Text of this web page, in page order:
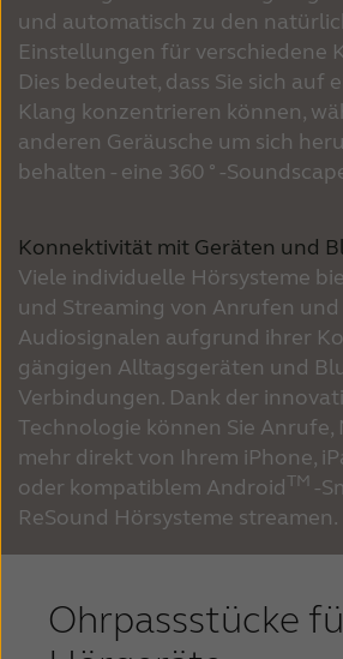
und automatisch zu den
Einstellungen für verschiedene
Dies bedeutet, dass Sie sich auf
Klang konzentrieren können,
anderen Geräusche um sich
behalten - eine 360 ° -
Konnektivität mit Geräten und
Viele individuelle Hörsysteme
und Streaming von Anrufen
Audiosignalen aufgrund ihrer
gängigen Alltagsgeräten und
Verbindungen. Dank der
Technologie können Sie Anrufe,
mehr direkt von Ihrem iPhone,
oder kompatiblem AndroidTM -
ReSound Hörsysteme streamen.
Ohrpassstücke